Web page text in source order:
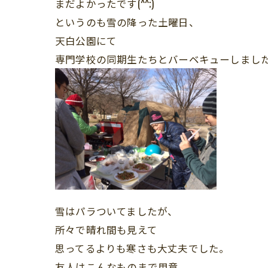
まだよかったです(^^;)
というのも雪の降った土曜日、
天白公園にて
専門学校の同期生たちとバーベキューしまし
雪はパラついてましたが、
所々で晴れ間も見えて
思ってるよりも寒さも大丈夫でした。